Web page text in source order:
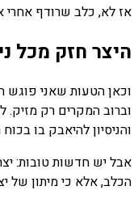
אז לא, כלב שרודף אחרי
היצר חזק מכל
וכאן הטעות שאני פוגש
וברוב המקרים רק מזיק.
והניסיון להיאבק בו
אבל יש חדשות טובות:
הכלב, אלא כי מיתון של